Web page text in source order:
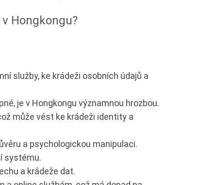
Hongkongu?
služby, ke krádeži osobních údajů a
je v Hongkongu významnou hrozbou.
může vést ke krádeži identity a
a psychologickou manipulaci.
systému.
a krádeže dat.